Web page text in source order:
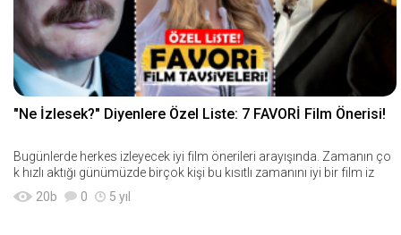
"Ne İzlesek?" Diyenlere Özel Liste: 7 FAVORİ Film Önerisi!
Bugünlerde herkes izleyecek iyi film önerileri arayışında. Zamanın ço
k hızlı aktığı günümüzde birçok kişi bu kısıtlı zamanını iyi bir film iz
20b 0 5 yıl